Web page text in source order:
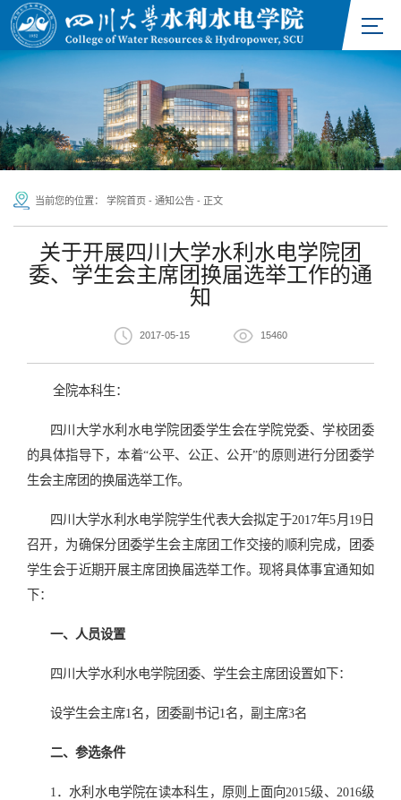
当前您的位置： 学院首页 - 通知公告 - 正文
关于开展四川大学水利水电学院团
委、学生会主席团换届选举工作的通
知
2017-05-15 15460
全院本科生：
四川大学水利水电学院团委学生会在学院党委、学校团委
的具体指导下，本着“公平、公正、公开”的原则进行分团委学
生会主席团的换届选举工作。
四川大学水利水电学院学生代表大会拟定于2017年5月 19日
召开，为确保分团委学生会主席团工作交接的顺利完成，团委
学生会于近期开展主席团换届选举工作。现将具体事宜通知如
下：
一、人员设置
四川大学水利水电学院团委、学生会主席团设置如下：
设学生会主席1名，团委副书记1名，副主席3名
二、参选条件
1．水利水电学院在读本科生，原则上面向2015级、 2016级